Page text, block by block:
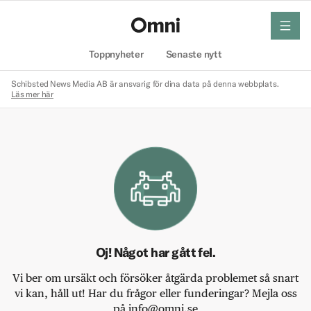
Toppnyheter Senaste nytt
meny
Schibsted News Media AB är ansvarig för dina data på denna webbplats.
Läs mer här
Oj! Något har gått fel.
Vi ber om ursäkt och försöker åtgärda problemet så snart
vi kan, håll ut! Har du frågor eller funderingar? Mejla oss